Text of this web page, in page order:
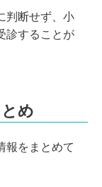
判断せず、小
診することが
め
報をまとめて